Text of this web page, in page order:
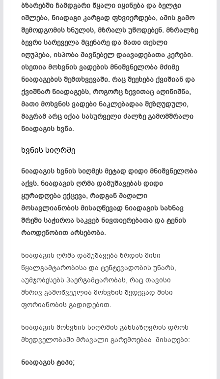
ბზარებში ჩამდგარი წყალი იყინება და ბელტი
იშლება, ნიადაგი კარგად ფხვიერდება, ამის გამო
შემოდგომის ხნულის, მზრალს უწოდებენ. მზრალზე
ბევრი სარეველა მცენარე და მათი თესლი
იღუპება, ისპობა მავნებელ დაავადებათა კერები.
ისეთია მოხვნის ვადების მნიშვნელობა მძიმე
ნიადაგების შემთხვევაში. რაც შეეხება ქვიშიან და
ქვიშნარ ნიადაგებს, როგორც ზევითაც აღინიშნა,
მათი მოხვნის ვადები ნაკლებადაა შეზღუდული,
მაგრამ არც იქაა სასურველი ძალზე გამომშრალი
ნიადაგის ხვნა.
ხვნის სიღრმე
ნიადაგის ხვნის სიღმეს მეტად დიდი მნიშვნელობა
აქვს. ნიადაგის ღრმა დამუშავებას დიდი
ყურადღება ექცევა, რადგან მაღალი
მოსავლიანობის მისაღწევად ნიადაგის სახნავ
შრეში საჭიროა საკვებ ნივთიერებათა და ტენის
რაოდენობით არსებობა.
ნიადაგის ღრმა დამუშავება ზრდის მისი
წყალგამტარობისა და ტენტევადობის უნარს,
აუმჯობესებს ჰაერგამტარობას, რაც თავისი
მხრივ გამოწვეულია მოხვნის შედეგად მისი
ფორიანობის გადიდებით.
ნიადაგის მოხვნის სიღრმის განსაზღვრის დროს
მხედველობაში მრავალი გარემოებაა მისაღები:
ნიადაგის ტიპი;